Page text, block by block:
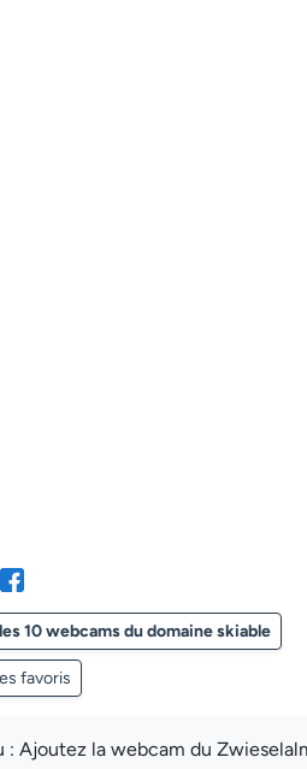
10 webcams du domaine skiable
favoris
: Ajoutez la webcam du